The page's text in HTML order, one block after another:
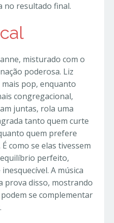
no resultado final.
misturado com o
poderosa. Liz
pop, enquanto
congregacional,
juntas, rola uma
tanto quem curte
quem prefere
como se elas tivessem
perfeito,
A música
prova disso, mostrando
se complementar